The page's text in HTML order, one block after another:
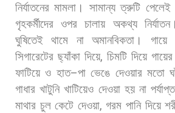
নির্যাতনের মামলা। সামান্য ত্রুটি পেলেই
গৃহকর্মীদের ওপর চালায় অকথ্য নির্যাতন।
ঘুষিতেই থামে না অমানবিকতা। গায়ে
সিগারেটের ছ্যাঁকা দিয়ে, চিমটি দিয়ে গায়ের
ফাটিয়ে ও হাত–পা ভেঙে দেওয়ার মতো
গাধার খাটুনি খাটিয়েও দেওয়া হয় না পর্যাপ্ত
মাথার চুল কেটে দেওয়া, গরম পানি দিয়ে